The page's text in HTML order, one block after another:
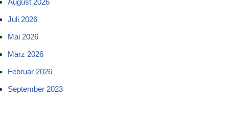
August 2026
Juli 2026
Mai 2026
März 2026
Februar 2026
September 2023